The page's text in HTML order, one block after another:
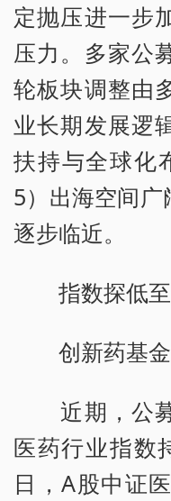
定抛压进一步
压力。多家公
轮板块调整由
业长期发展逻
扶持与全球化
5）出海空间
逐步临近。
指数探低至
创新药基金
近期，公募
医药行业指数
日，A股中证